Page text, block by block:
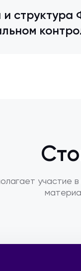
структура
участие